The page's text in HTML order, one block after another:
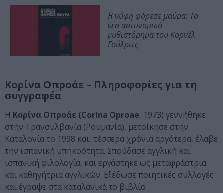
Η νύφη φόρεσε μαύρα: Το
νέο αστυνομικό
μυθιστόρημα του Κορνέλ
Γούλριτς
Κορίνα Οπροάε – Πληροφορίες για τη
συγγραφέα
Η Κορίνα Οπροάε (Corina Oproae, 1973) γεννήθηκε
στην Τρανσυλβανία (Ρουμανία), μετοίκησε στην
Καταλονία το 1998 και, τέσσερα χρόνια αργότερα, έλαβε
την ισπανική υπηκοότητα. Σπούδασε αγγλική και
ισπανική φιλολογία, και εργάστηκε ως μεταφράστρια
και καθηγήτρια αγγλικών. Εξέδωσε ποιητικές συλλογές
και έγραψε στα καταλανικά το βιβλίο